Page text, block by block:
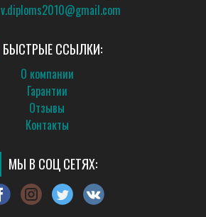
v.diploms2010@gmail.com
БЫСТРЫЕ ССЫЛКИ:
О компании
Гарантии
Отзывы
Контакты
МЫ В СОЦ СЕТЯХ: